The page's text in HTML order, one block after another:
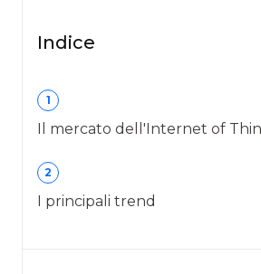
Indice
1
Il mercato dell'Internet of
2
I principali trend